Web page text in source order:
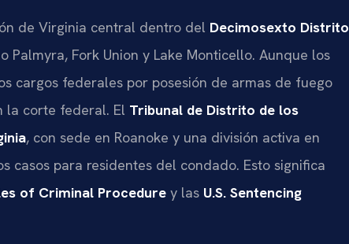
de Virginia central dentro del Decimosexto Distrito
Palmyra, Fork Union y Lake Monticello. Aunque los
cargos federales por posesión de armas de fuego
la corte federal. El Tribunal de Distrito de los
, con sede en Roanoke y una división activa en
casos para residentes del condado. Esto significa
of Criminal Procedure y las U.S. Sentencing